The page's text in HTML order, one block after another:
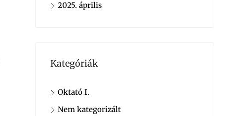
2025. április
Kategóriák
Oktató I.
Nem kategorizált